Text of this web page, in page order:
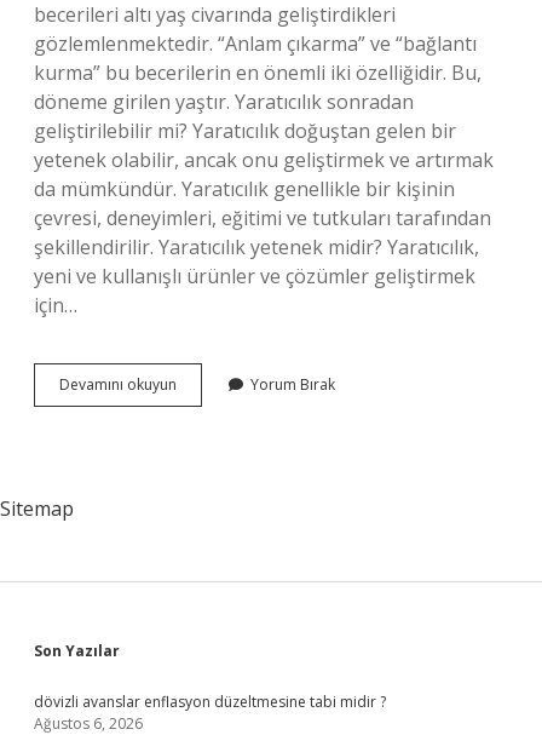
becerileri altı yaş civarında geliştirdikleri
gözlemlenmektedir. “Anlam çıkarma” ve “bağlantı
kurma” bu becerilerin en önemli iki özelliğidir. Bu,
döneme girilen yaştır. Yaratıcılık sonradan
geliştirilebilir mi? Yaratıcılık doğuştan gelen bir
yetenek olabilir, ancak onu geliştirmek ve artırmak
da mümkündür. Yaratıcılık genellikle bir kişinin
çevresi, deneyimleri, eğitimi ve tutkuları tarafından
şekillendirilir. Yaratıcılık yetenek midir? Yaratıcılık,
yeni ve kullanışlı ürünler ve çözümler geliştirmek
için…
Devamını okuyun Yaratıcılık
Doğuştan
Yorum Bırak
Sitemap
Sidebar
Son Yazılar
dövizli avanslar enflasyon düzeltmesine tabi midir ?
Ağustos 6, 2026